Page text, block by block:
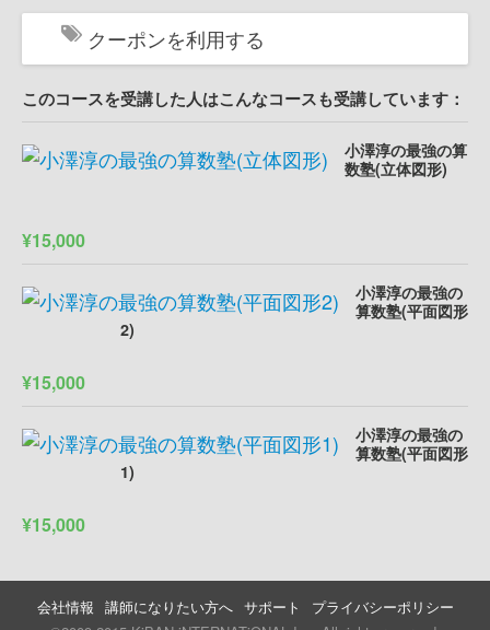
クーポンを利用する
このコースを受講した人はこんなコースも受講しています：
小澤淳の最強の算
数塾(立体図形)
¥15,000
小澤淳の最強の
算数塾(平面図形
2)
¥15,000
小澤淳の最強の
算数塾(平面図形
1)
¥15,000
会社情報 講師になりたい方へ サポート
プライバシーポリシー